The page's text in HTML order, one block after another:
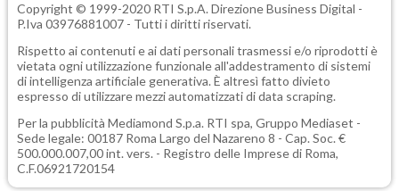
Copyright © 1999-2020 RTI S.p.A. Direzione Business Digital -
P.Iva 03976881007 - Tutti i diritti riservati.
Rispetto ai contenuti e ai dati personali trasmessi e/o riprodotti è
vietata ogni utilizzazione funzionale all'addestramento di sistemi
di intelligenza artificiale generativa. È altresì fatto divieto
espresso di utilizzare mezzi automatizzati di data scraping.
Per la pubblicità Mediamond S.p.a. RTI spa, Gruppo Mediaset -
Sede legale: 00187 Roma Largo del Nazareno 8 - Cap. Soc. €
500.000.007,00 int. vers. - Registro delle Imprese di Roma,
C.F.06921720154